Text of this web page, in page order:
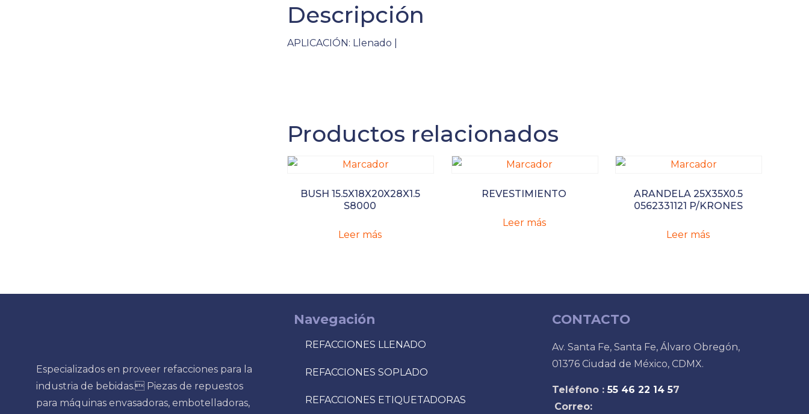
Descripción
APLICACIÓN: Llenado |
Productos relacionados
BUSH 15.5X18X20X28X1.5
S8000
Leer más
REVESTIMIENTO
Leer más
ARANDELA 25X35X0.5
0562331121 P/KRONES
Leer más
Especializados en proveer refacciones para la
industria de bebidas. Piezas de repuestos
para máquinas envasadoras, embotelladoras,
Navegación
REFACCIONES LLENADO
REFACCIONES SOPLADO
REFACCIONES ETIQUETADORAS
CONTACTO
Av. Santa Fe, Santa Fe, Álvaro Obregón,
01376 Ciudad de México, CDMX.
Teléfono :55 46 22 14 57
Correo: